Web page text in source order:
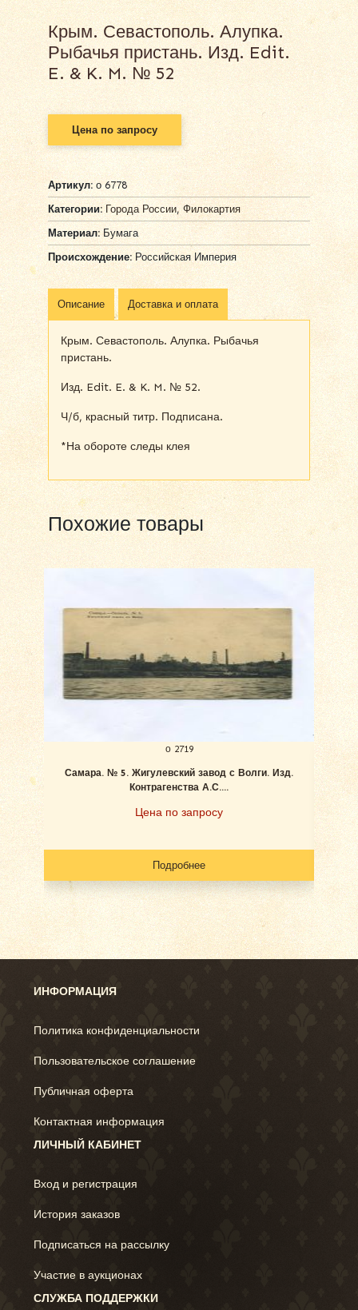
Крым. Севастополь. Алупка.
Рыбачья пристань. Изд. Edit.
E. & K. M. № 52
Цена по запросу
Артикул:о 6778
Категории: Города России, Филокартия
Материал:Бумага
Происхождение: Российская Империя
Описание Доставка и оплата
Крым. Севастополь. Алупка. Рыбачья
пристань.
Изд. Edit. E. & K. M. № 52.
Ч/б, красный титр. Подписана.
*На обороте следы клея
Похожие товары
о 2719
Самара. № 5. Жигулевский завод с Волги. Изд.
Контрагенства А.С....
Цена по запросу
Подробнее
ИНФОРМАЦИЯ
Политика конфиденциальности
Пользовательское соглашение
Публичная оферта
Контактная информация
ЛИЧНЫЙ КАБИНЕТ
Вход и регистрация
История заказов
Подписаться на рассылку
Участие в аукционах
СЛУЖБА ПОДДЕРЖКИ